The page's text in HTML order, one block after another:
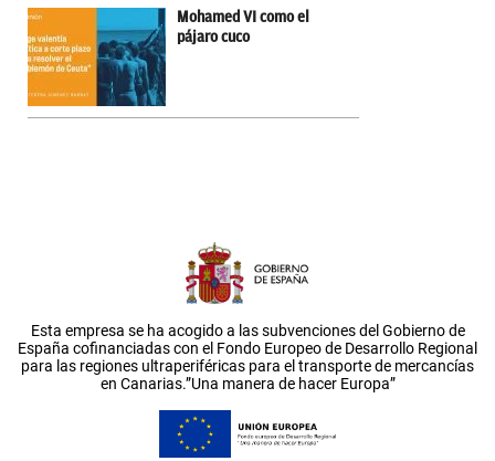
Mohamed VI como el
pájaro cuco
Esta empresa se ha acogido a las subvenciones del Gobierno de
España cofinanciadas con el Fondo Europeo de Desarrollo Regional
para las regiones ultraperiféricas para el transporte de mercancías
en Canarias.”Una manera de hacer Europa”